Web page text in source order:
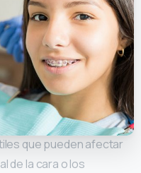
de
a corregir y
busca corregir los
que pueden afectar
de la cara o los